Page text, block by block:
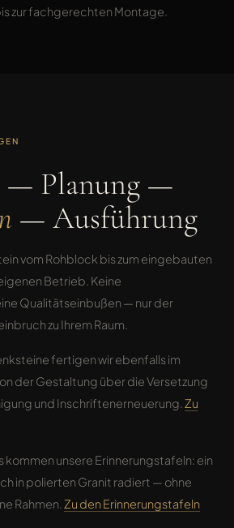
zur fachgerechten Montage.
— Planung —
— Ausführung
vom Rohblock bis zum eingebauten
Betrieb. Keine
Qualitätseinbußen — nur der
zu Ihrem Raum.
fertigen wir ebenfalls im
der Gestaltung über die Versetzung
und Inschriftenerneuerung. Zu
kommen unsere Erinnerungstafeln: ein
in polierten Granit radiert — ohne
Rahmen. Zu den Erinnerungstafeln